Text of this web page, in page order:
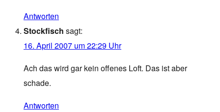
Antworten
Stockfisch sagt:
16. April 2007 um 22:29 Uhr
Ach das wird gar kein offenes Loft. Das ist aber
schade.
Antworten